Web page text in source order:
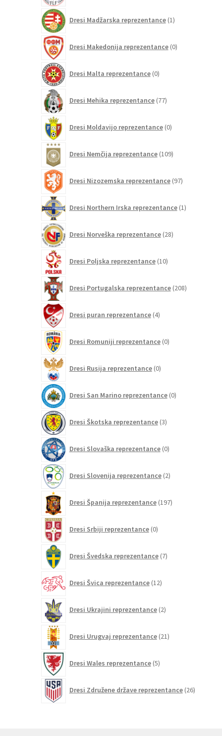
Dresi Madžarska reprezentance 1izdelek
Dresi Makedonija reprezentance 0izdelkov
Dresi Malta reprezentance 0izdelkov
Dresi Mehika reprezentance 77izdelkov
Dresi Moldavijo reprezentance 0izdelkov
Dresi Nemčija reprezentance 109izdelkov
Dresi Nizozemska reprezentance 97izdelkov
Dresi Northern Irska reprezentance 1izdelek
Dresi Norveška reprezentance 28izdelkov
Dresi Poljska reprezentance 10izdelkov
Dresi Portugalska reprezentance 208izdelkov
Dresi puran reprezentance 4izdelki
Dresi Romuniji reprezentance 0izdelkov
Dresi Rusija reprezentance 0izdelkov
Dresi San Marino reprezentance 0izdelkov
Dresi Škotska reprezentance 3izdelki
Dresi Slovaška reprezentance 0izdelkov
Dresi Slovenija reprezentance 2izdelka
Dresi Španija reprezentance 197izdelkov
Dresi Srbiji reprezentance 0izdelkov
Dresi Švedska reprezentance 7izdelkov
Dresi Švica reprezentance 12izdelkov
Dresi Ukrajini reprezentance 2izdelka
Dresi Urugvaj reprezentance 21izdelkov
Dresi Wales reprezentance 5izdelkov
Dresi Združene države reprezentance 26izdelkov